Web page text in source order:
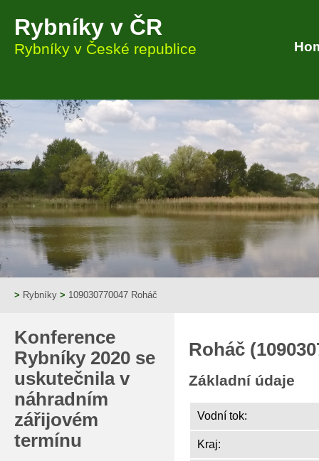
Rybníky v ČR
Rybníky v České republice
> Rybníky> 109030770047 Roháč
Konference
Rybníky 2020 se
uskutečnila v
náhradním
zářijovém
termínu
Roháč
Základní údaje
Vodní tok:
Kraj: